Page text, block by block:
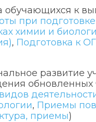
обучающихся к
при
химии и
, Подготовка к
развитие
, Приемы
приемы)